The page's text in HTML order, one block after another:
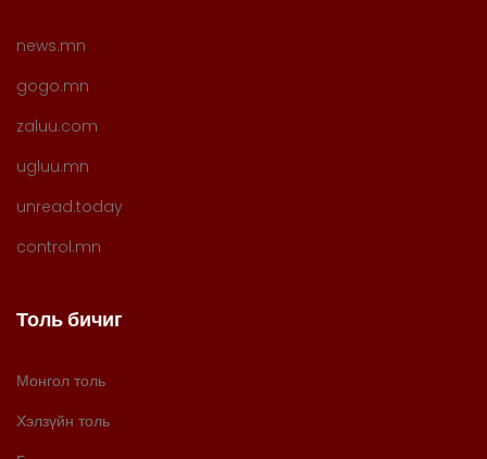
news.mn
gogo.mn
zaluu.com
ugluu.mn
unread.today
control.mn
Толь бичиг
Монгол толь
Хэлзүйн толь